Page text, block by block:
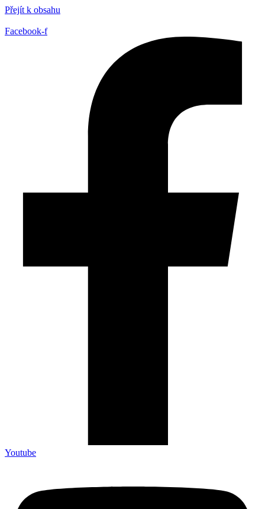
Přejít k obsahu
Facebook-f
Youtube